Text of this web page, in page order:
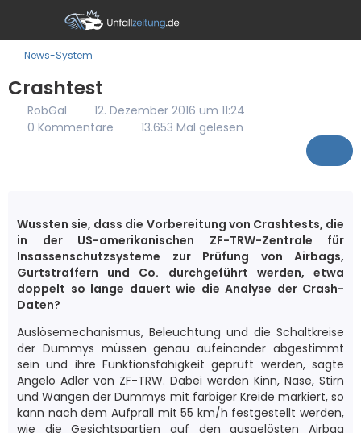
News-System
Crashtest
RobGal
12. Dezember 2016 um 11:24
0 Kommentare
13.653 Mal gelesen
Wussten sie, dass die Vorbereitung von Crashtests, die
in der US-amerikanischen ZF-TRW-Zentrale für
Insassenschutzsysteme zur Prüfung von Airbags,
Gurtstraffern und Co. durchgeführt werden, etwa
doppelt so lange dauert wie die Analyse der Crash-
Daten?
Auslösemechanismus, Beleuchtung und die Schaltkreise
der Dummys müssen genau aufeinander abgestimmt
sein und ihre Funktionsfähigkeit geprüft werden, sagte
Angelo Adler von ZF-TRW. Dabei werden Kinn, Nase, Stirn
und Wangen der Dummys mit farbiger Kreide markiert, so
kann nach dem Aufprall mit 55 km/h festgestellt werden,
wie die Gesichtspartien auf den ausgelösten Airbag